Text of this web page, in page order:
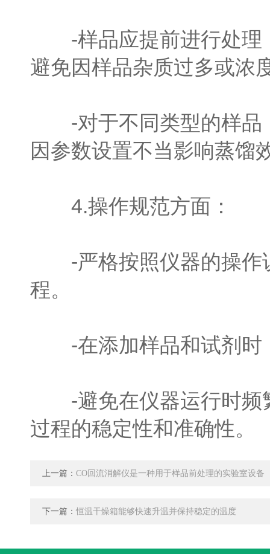
-样品应提前进行处理
避免因样品杂质过多或浓
-对于不同类型的样品
因参数设置不当影响蒸馏
4.操作规范方面：
-严格按照仪器的操作
程。
-在添加样品和试剂时
-避免在仪器运行时频
过程的稳定性和准确性。
上一篇： CO回流消解仪是一种用于样品前处理的实验室设备
下一篇： 恒温干燥箱能够快速升温并保持稳定的温度